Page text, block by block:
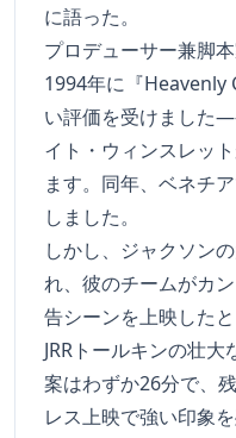
に語った。
プロデューサー兼脚
1994年に『Heavenly
い評価を受けました
イト・ウィンスレッ
ます。同年、ベネチ
しました。
しかし、ジャクソン
れ、彼のチームがカ
告シーンを上映したと
JRRトールキンの壮
案はわずか26分で、
レス上映で強い印象を